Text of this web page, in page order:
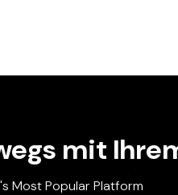
mit
Most Popular Platform